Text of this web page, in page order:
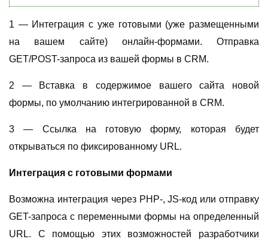
1 — И нтеграция с уже готовыми (уже размещенными
на вашем сайте) онлайн-формами. Отправка
GET/POST-запроса из вашей формы в CRM.
2 — Вставка в содержимое вашего сайта новой
формы, по умолчанию интегрированной в CRM.
3— Ссылка на готовую форму, которая будет
открываться по фиксированному URL.
Интеграция с готовыми формами
Возможна интеграция через PHP-, JS-код или отправку
GET-запроса с переменными формы на определенный
URL. С помощью этих возможностей разработчики